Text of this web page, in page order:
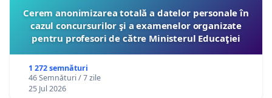
Cerem anonimizarea totală a datelor personale în
cazul concursurilor şi a examenelor organizate
pentru profesori de către Ministerul Educaţiei
1 272 semnături
46 Semnături / 7 zile
25 Jul 2026